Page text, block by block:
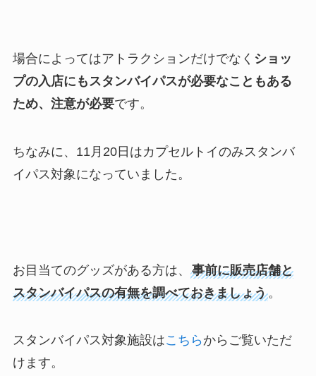
場合によってはアトラクションだけでなく ショッ
プの入店にもスタンバイパスが必要なこともある
ため、注意が必要です。
ちなみに、11月20日はカプセルトイのみスタンバ
イパス対象になっていました。
お目当てのグッズがある方は、 事前に販売店舗と
スタンバイパスの有無を調べておきましょう。
スタンバイパス対象施設はこちら からご覧いただ
けます。